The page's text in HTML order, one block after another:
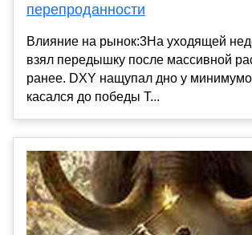
перепроданности
Влияние на рынок:3На уходящей
взял передышку после массивной
ранее. DXY нащупал дно у
касался до победы Т...